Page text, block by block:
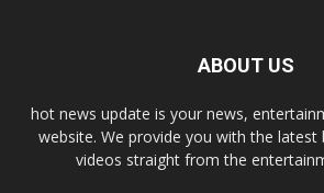
ABOUT US
hot news update is your news,
website. We provide you with the latest
videos straight from the